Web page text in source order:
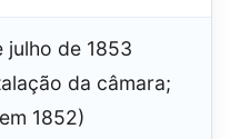
julho de 1853
da câmara;
1852)